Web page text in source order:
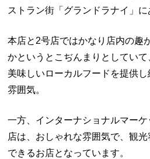
ストラン街「グランドラナイ」に
本店と2号店ではかなり店内の趣
かというとこぢんまりとしてい
美味しいローカルフードを提供
雰囲気。
一方、インターナショナルマー
店は、おしゃれな雰囲気で、観
できるお店となっています。